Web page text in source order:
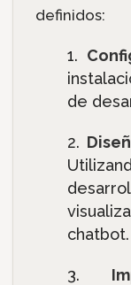
definidos:
de
chatbot.